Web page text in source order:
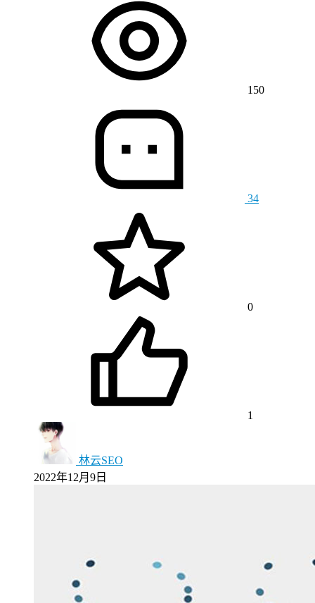
150
34
0
1
林云SEO
2022年12月9日